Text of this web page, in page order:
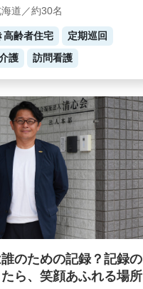
道／約30名
高齢者住宅
定期巡回
護
訪問看護
誰のための記録？記録の
ら、笑顔あふれる場所